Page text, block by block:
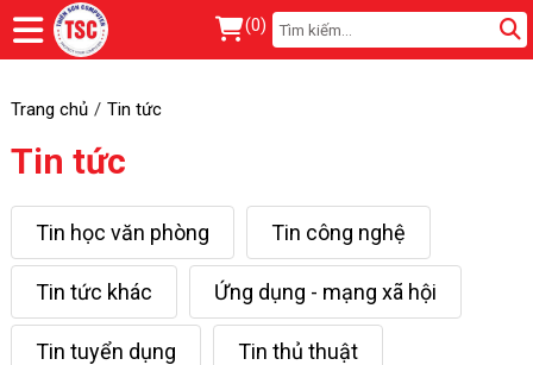
(0)
Trang chủ Tin tức
Tin tức
Tin học văn phòng Tin công nghệ
Tin tức khác Ứng dụng - mạng xã hội
Tin tuyển dụng Tin thủ thuật